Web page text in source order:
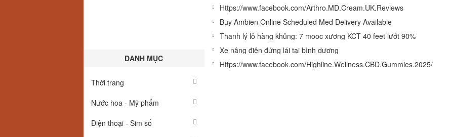
DANH MỤC
Thời trang
Nước hoa - Mỹ phẩm
Điện thoại - Sim số
Https://www.facebook.com/Arthro.MD.Cream.UK.Reviews
Buy Ambien Online Scheduled Med Delivery Available
Thanh lý lô hàng khủng: 7 mooc xương KCT 40 feet lướt 90%
Xe nâng điện đứng lái tại bình dương
Https://www.facebook.com/Highline.Wellness.CBD.Gummies.2025/